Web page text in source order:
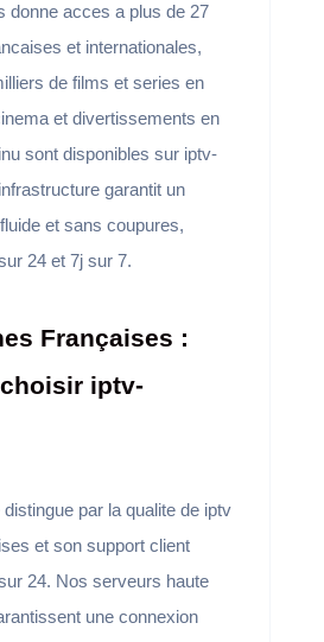
donne acces a plus de 27
et internationales,
de films et series en
et divertissements en
sont disponibles sur iptv-
garantit un
et sans coupures,
24 et 7j sur 7.
Françaises :
iptv-
par la qualite de iptv
et son support client
24. Nos serveurs haute
une connexion